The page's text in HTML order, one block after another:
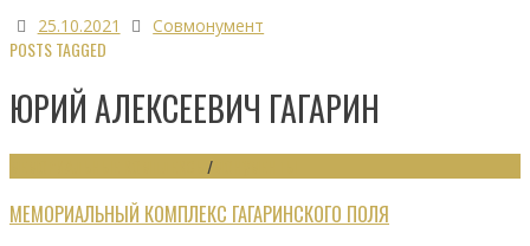
25.10.2021 Совмонумент
POSTS TAGGED
ЮРИЙ АЛЕКСЕЕВИЧ ГАГАРИН
/
МЕМОРИАЛЬНЫЙ КОМПЛЕКС ГАГАРИНСКОГО ПОЛЯ